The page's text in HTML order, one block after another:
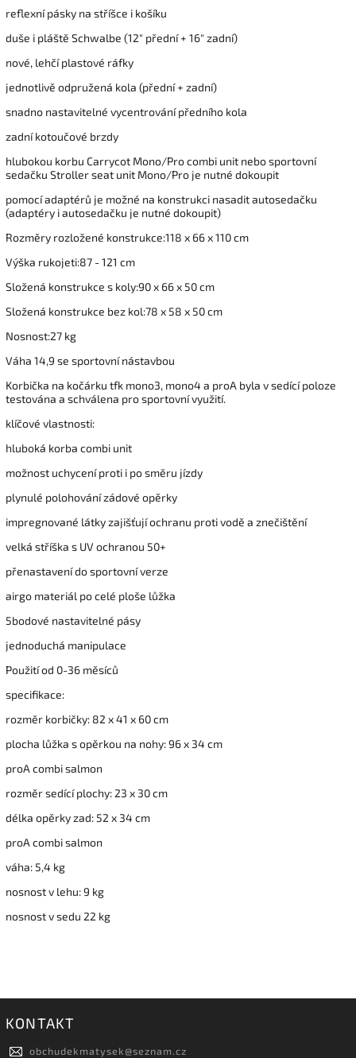
reflexní pásky na stříšce i košíku
duše i pláště Schwalbe (12" přední + 16" zadní)
nové, lehčí plastové ráfky
jednotlivě odpružená kola (přední + zadní)
snadno nastavitelné vycentrování předního kola
zadní kotoučové brzdy
hlubokou korbu Carrycot Mono/Pro combi unit nebo sportovní
sedačku Stroller seat unit Mono/Pro je nutné dokoupit
pomocí adaptérů je možné na konstrukci nasadit autosedačku
(adaptéry i autosedačku je nutné dokoupit)
Rozměry rozložené konstrukce:118 x 66 x 110 cm
Výška rukojeti:87 - 121 cm
Složená konstrukce s koly:90 x 66 x 50 cm
Složená konstrukce bez kol:78 x 58 x 50 cm
Nosnost:27 kg
Váha 14,9 se sportovní nástavbou
Korbička na kočárku tfk mono3, mono4 a proA byla v sedící poloze
testována a schválena pro sportovní využití.
klíčové vlastnosti:
hluboká korba combi unit
možnost uchycení proti i po směru jízdy
plynulé polohování zádové opěrky
impregnované látky zajišťují ochranu proti vodě a znečištění
velká stříška s UV ochranou 50+
přenastavení do sportovní verze
airgo materiál po celé ploše lůžka
5bodové nastavitelné pásy
jednoduchá manipulace
Použití od 0-36 měsíců
specifikace:
rozměr korbičky: 82 x 41 x 60 cm
plocha lůžka s opěrkou na nohy: 96 x 34 cm
proA combi salmon
rozměr sedící plochy: 23 x 30 cm
délka opěrky zad: 52 x 34 cm
proA combi salmon
váha: 5,4 kg
nosnost v lehu: 9 kg
nosnost v sedu 22 kg
KONTAKT
obchudekmatysek@seznam.cz